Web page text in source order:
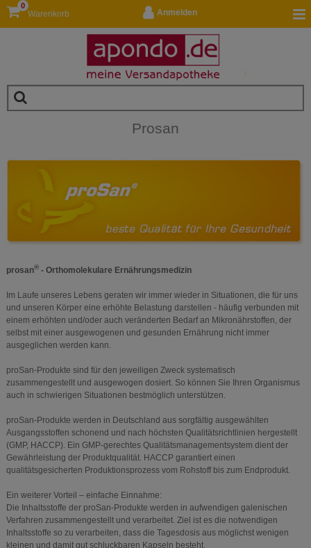
Anmelden
Warenkorb
0
Prosan
prosan®- Orthomolekulare Ernährungsmedizin
Im Laufe unseres Lebens geraten wir immer wieder in Situationen, die für uns
und unseren Körper eine erhöhte Belastung darstellen - häufig verbunden mit
einem erhöhten und/oder auch veränderten Bedarf an Mikronährstoffen, der
selbst mit einer ausgewogenen und gesunden Ernährung nicht immer
ausgeglichen werden kann.
proSan-Produkte sind für den jeweiligen Zweck systematisch
zusammengestellt und ausgewogen dosiert. So können Sie Ihren Organismus
auch in schwierigen Situationen bestmöglich unterstützen.
proSan-Produkte werden in Deutschland aus sorgfältig ausgewählten
Ausgangsstoffen schonend und nach höchsten Qualitätsrichtlinien hergestellt
(GMP, HACCP). Ein GMP-gerechtes Qualitätsmanagementsystem dient der
Gewährleistung der Produktqualität. HACCP garantiert einen
qualitätsgesicherten Produktionsprozess vom Rohstoff bis zum Endprodukt.
Ein weiterer Vorteil – einfache Einnahme:
Die Inhaltsstoffe der proSan-Produkte werden in aufwendigen galenischen
Verfahren zusammengestellt und verarbeitet. Ziel ist es die notwendigen
Inhaltsstoffe so zu verarbeiten, dass die Tagesdosis aus möglichst wenigen
kleinen und damit gut schluckbaren Kapseln besteht.